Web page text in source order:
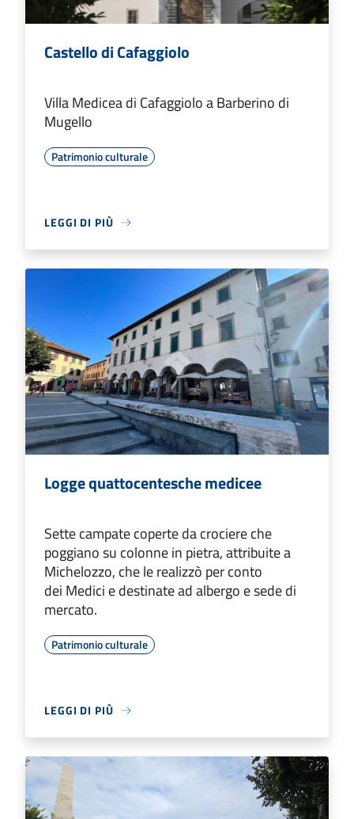
Castello di Cafaggiolo
Villa Medicea di Cafaggiolo a Barberino di
Mugello
Patrimonio culturale
LEGGI DI PIÙ
Logge quattocentesche medicee
Sette campate coperte da crociere che
poggiano su colonne in pietra, attribuite a
Michelozzo, che le realizzò per conto
dei Medici e destinate ad albergo e sede di
mercato.
Patrimonio culturale
LEGGI DI PIÙ